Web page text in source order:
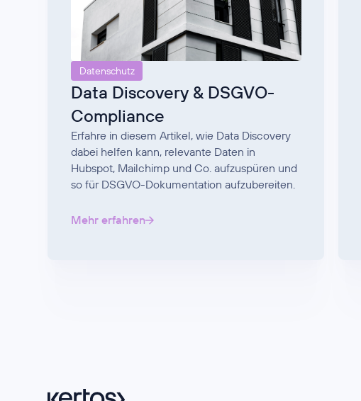
Datenschutz
Data Discovery & DSGVO-
Compliance
Erfahre in diesem Artikel, wie Data Discovery
dabei helfen kann, relevante Daten in
Hubspot, Mailchimp und Co. aufzuspüren und
so für DSGVO-Dokumentation aufzubereiten.
Mehr erfahren